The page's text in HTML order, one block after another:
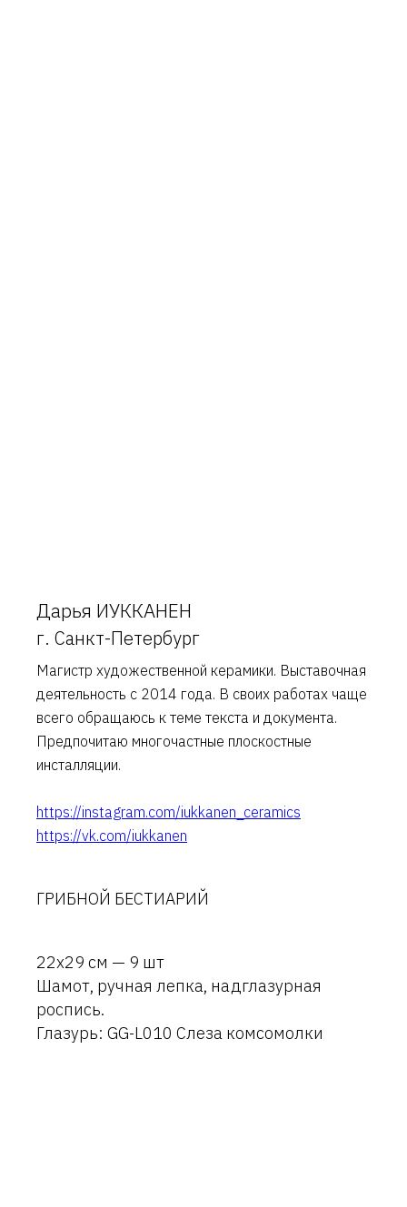
Дарья ИУККАНЕН
г. Санкт-Петербург
Магистр художественной керамики. Выставочная
деятельность с 2014 года. В своих работах чаще
всего обращаюсь к теме текста и документа.
Предпочитаю многочастные плоскостные
инсталляции.
https://instagram.com/iukkanen_ceramics
https://vk.com/iukkanen
ГРИБНОЙ БЕСТИАРИЙ
22х29 см — 9 шт
Шамот, ручная лепка, надглазурная
роспись.
Глазурь: GG-L010 Слеза комсомолки